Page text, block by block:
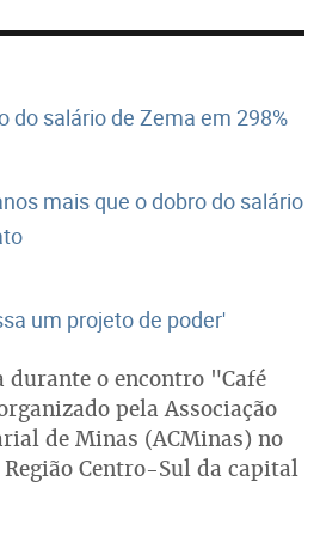
do salário de Zema em 298%
mais que o dobro do salário
um projeto de poder'
durante o encontro "Café
pela Associação
de Minas (ACMinas) no
Centro-Sul da capital